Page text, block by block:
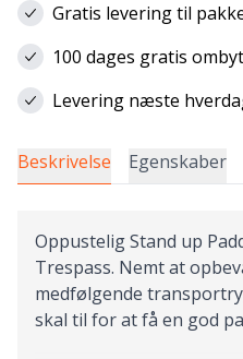
Gratis levering til
100 dages gratis
Levering næste
Beskrivelse Egenskaber
Oppustelig Stand up
Trespass. Nemt at
medfølgende
skal til for at få en god